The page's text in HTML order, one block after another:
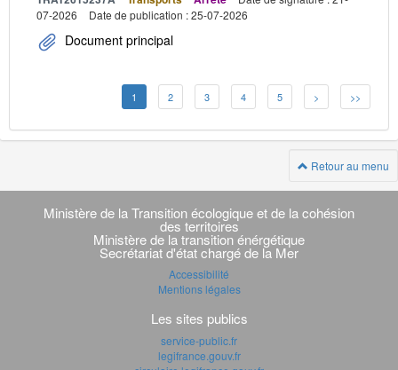
07-2026
Date de publication : 25-07-2026
Document principal
1 2 3 4 5 > >>
Retour au menu
Navigation
transverse
Ministère de la Transition écologique et de la cohésion
des territoires
Ministère de la transition énérgétique
Secrétariat d'état chargé de la Mer
Accessibilité
Mentions légales
Les sites publics
service-public.fr
legifrance.gouv.fr